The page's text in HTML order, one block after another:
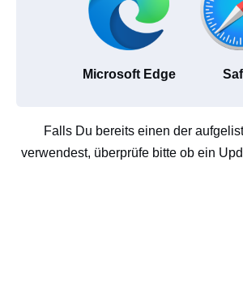
Microsoft Edge
Falls Du bereits einen der
verwendest, überprüfe bitte ob ein